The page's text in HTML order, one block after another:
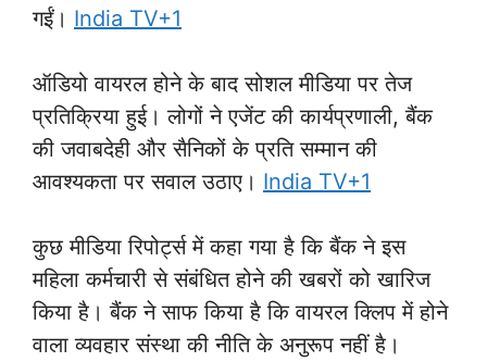
गईं। India TV+1
ऑडियो वायरल होने के बाद सोशल मीडिया पर तेज
प्रतिक्रिया हुई। लोगों ने एजेंट की कार्यप्रणाली, बैंक
की जवाबदेही और सैनिकों के प्रति सम्मान की
आवश्यकता पर सवाल उठाए। India TV+1
कुछ मीडिया रिपोर्ट्स में कहा गया है कि बैंक ने इस
महिला कर्मचारी से संबंधित होने की खबरों को खारिज
किया है। बैंक ने साफ किया है कि वायरल क्लिप में होने
वाला व्यवहार संस्था की नीति के अनुरूप नहीं है।